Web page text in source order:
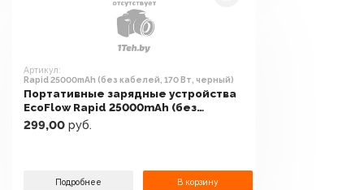
Артикул:
Rapid 25000mAh (без кабелей, 170 Вт, черный)
Портативные зарядные устройства
EcoFlow Rapid 25000mAh (без
кабелей, 170 Вт, черный)
299,00 руб.
Подробнее В корзину